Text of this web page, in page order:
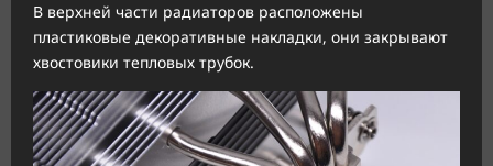
В верхней части радиаторов расположены
пластиковые декоративные накладки, они закрывают
хвостовики тепловых трубок.